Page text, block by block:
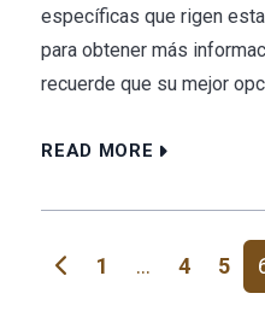
específicas que rigen
para obtener más
recuerde que su mejor
READ MORE
Navegación
1 … 4 5